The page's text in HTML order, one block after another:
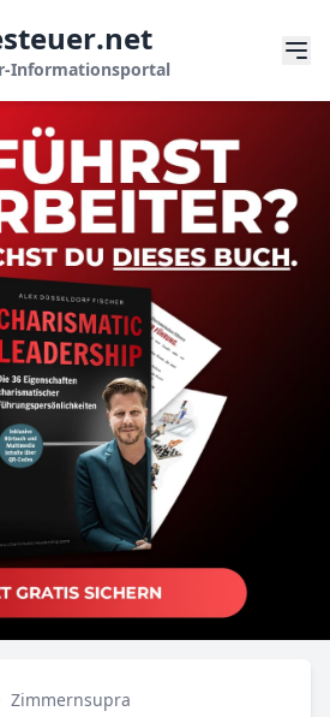
.net
Informationsportal
Zimmernsupra